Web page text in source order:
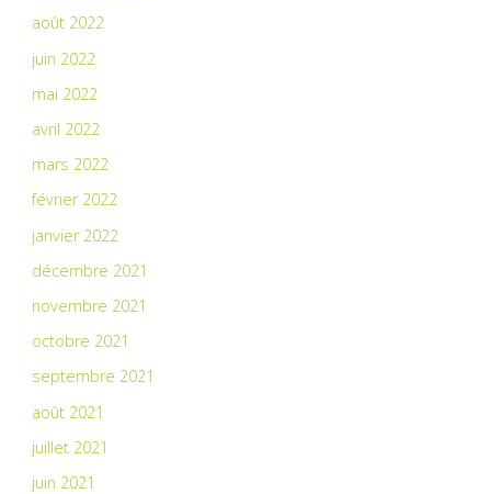
août 2022
juin 2022
mai 2022
avril 2022
mars 2022
février 2022
janvier 2022
décembre 2021
novembre 2021
octobre 2021
septembre 2021
août 2021
juillet 2021
juin 2021